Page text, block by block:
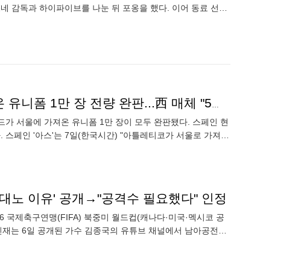
감독과 하이파이브를 나눈 뒤 포옹을 했다. 이어 동료 선수
'이강인 효과 미쳤다!' 아틀레티코, 서울에 가져온 유니폼 1만 장 전량 완판...西 매체 "5만 장도 팔았을 것“
서울에 가져온 유니폼 1만 장이 모두 완판됐다. 스페인 현
페인 '아스'는 7일(한국시간) "아틀레티코가 서울로 가져온
노 이유' 공개→"공격수 필요했다" 인정
제축구연맹(FIFA) 북중미 월드컵(캐나다·미국·멕시코 공
는 6일 공개된 가수 김종국의 유튜브 채널에서 남아공전에